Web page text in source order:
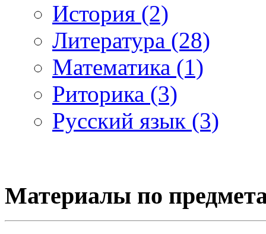
История (2)
Литература (28)
Математика (1)
Риторика (3)
Русский язык (3)
Материалы по